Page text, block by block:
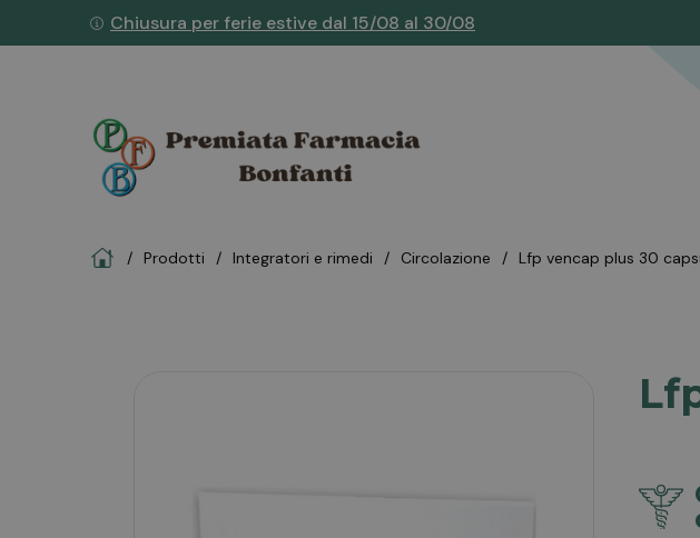
Chiusura per ferie estive dal 15/08 al 30/08
HomeProdotti integratori e rimedi circolazione lfp vencap plus 30